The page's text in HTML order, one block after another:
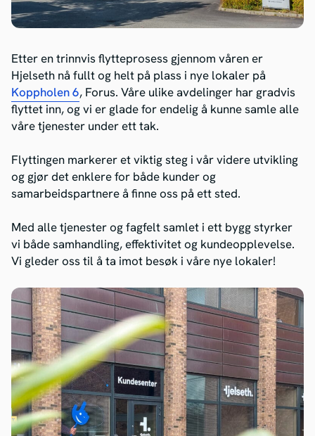
Etter en trinnvis flytteprosess gjennom våren er
Hjelseth nå fullt og helt på plass i nye lokaler på
Koppholen 6, Forus. Våre ulike avdelinger har gradvis
flyttet inn, og vi er glade for endelig å kunne samle alle
våre tjenester under ett tak.
Flyttingen markerer et viktig steg i vår videre utvikling
og gjør det enklere for både kunder og
samarbeidspartnere å finne oss på ett sted.
Med alle tjenester og fagfelt samlet i ett bygg styrker
vi både samhandling, effektivitet og kundeopplevelse.
Vi gleder oss til å ta imot besøk i våre nye lokaler!